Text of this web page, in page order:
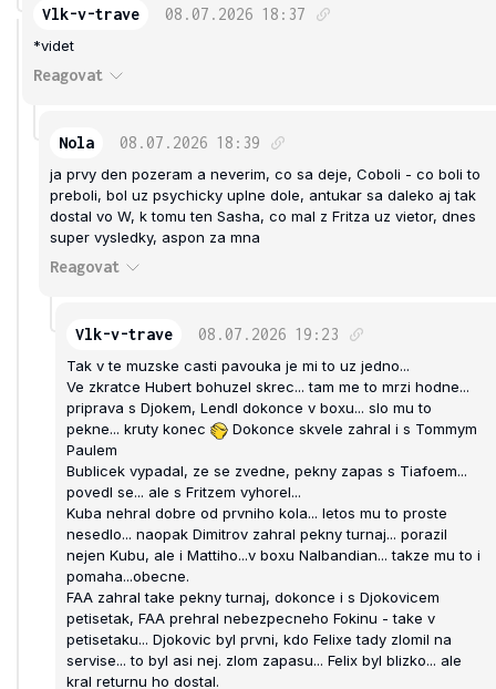
Vlk-v-trave 08.07.2026 18:37
*videt
Reagovat
Nola 08.07.2026 18:39
ja prvy den pozeram a neverim, co sa deje, Coboli - co boli to
preboli, bol uz psychicky uplne dole, antukar sa daleko aj tak
dostal vo W, k tomu ten Sasha, co mal z Fritza uz vietor, dnes
super vysledky, aspon za mna
Reagovat
Vlk-v-trave 08.07.2026 19:23
Tak v te muzske casti pavouka je mi to uz jedno...
Ve zkratce Hubert bohuzel skrec... tam me to mrzi hodne...
priprava s Djokem, Lendl dokonce v boxu... slo mu to
pekne... kruty konec
Dokonce skvele zahral i s Tommym
Paulem
Bublicek vypadal, ze se zvedne, pekny zapas s Tiafoem...
povedl se... ale s Fritzem vyhorel...
Kuba nehral dobre od prvniho kola... letos mu to proste
nesedlo... naopak Dimitrov zahral pekny turnaj... porazil
nejen Kubu, ale i Mattiho...v boxu Nalbandian... takze mu to i
pomaha...obecne.
FAA zahral take pekny turnaj, dokonce i s Djokovicem
petisetak, FAA prehral nebezpecneho Fokinu - take v
petisetaku... Djokovic byl prvni, kdo Felixe tady zlomil na
servise... to byl asi nej. zlom zapasu... Felix byl blizko... ale
kral returnu ho dostal.